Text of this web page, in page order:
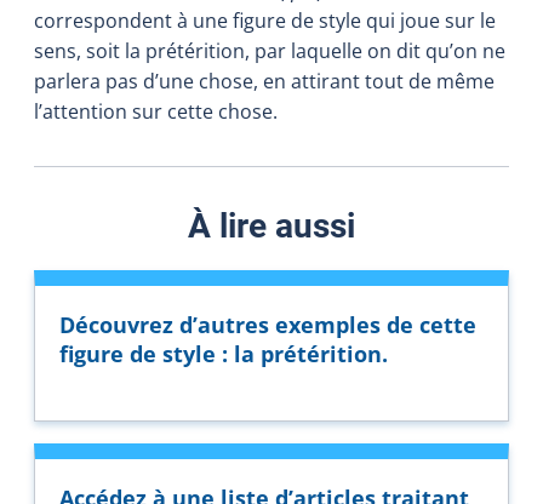
correspondent à une figure de style qui joue sur le
sens, soit la prétérition, par laquelle on dit qu’on ne
parlera pas d’une chose, en attirant tout de même
l’attention sur cette chose.
À lire aussi
Découvrez d’autres exemples de cette
figure de style : la prétérition.
Accédez à une liste d’articles traitant